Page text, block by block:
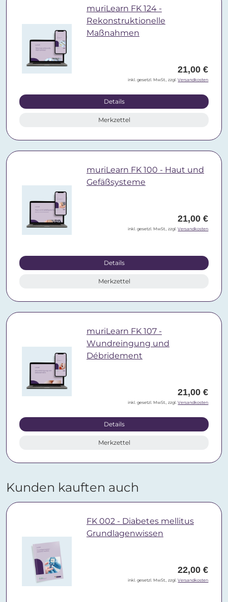
muriLearn FK 124 -
Rekonstruktionelle
Maßnahmen
21,00 €
inkl. gesetzl. MwSt., zzgl.Versandkosten
Details
Merkzettel
muriLearn FK 100 - Haut und
Gefäßsysteme
21,00 €
inkl. gesetzl. MwSt., zzgl.Versandkosten
Details
Merkzettel
muriLearn FK 107 -
Wundreingung und
Débridement
21,00 €
inkl. gesetzl. MwSt., zzgl.Versandkosten
Details
Merkzettel
Kunden kauften auch
FK 002 - Diabetes mellitus
Grundlagenwissen
22,00 €
inkl. gesetzl. MwSt., zzgl.Versandkosten